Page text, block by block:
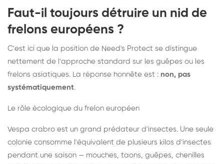
Faut-il toujours détruire un nid de
frelons européens ?
C'est ici que la position de Need's Protect se distingue
nettement de l'approche standard sur les guêpes ou les
frelons asiatiques. La réponse honnête est : non, pas
systématiquement.
Le rôle écologique du frelon européen
Vespa crabro est un grand prédateur d'insectes. Une seule
colonie consomme l'équivalent de plusieurs kilos d'insectes
pendant une saison — mouches, taons, guêpes, chenilles